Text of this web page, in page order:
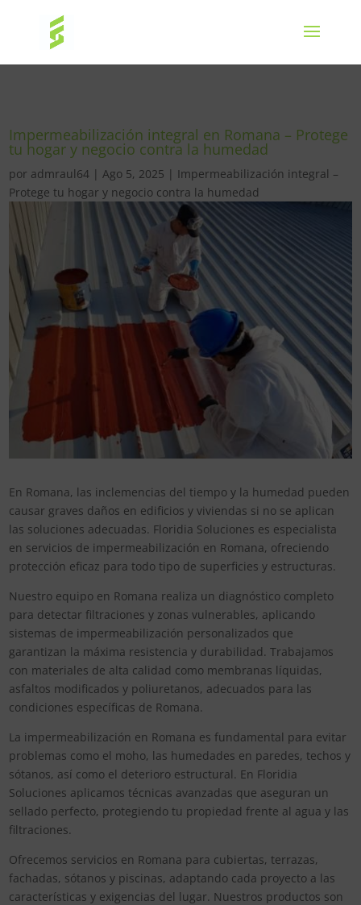
Impermeabilización integral en Romana – Protege
tu hogar y negocio contra la humedad
por admraul64 |Ago 5, 2025 | Impermeabilización integral –
Protege tu hogar y negocio contra la humedad
En Romana, las inclemencias del tiempo y la humedad pueden
causar graves daños en edificios y viviendas si no se aplican
las soluciones adecuadas. Floridia Soluciones es especialista
en servicios de impermeabilización en Romana, ofreciendo
protección eficaz para todo tipo de superficies y estructuras.
Nuestro equipo en Romana realiza un diagnóstico completo
para detectar filtraciones y zonas vulnerables, aplicando
sistemas de impermeabilización personalizados que
garantizan la máxima resistencia y durabilidad. Trabajamos
con materiales de alta calidad como membranas líquidas,
asfaltos modificados y poliuretanos, adecuados para las
condiciones específicas de Romana.
La impermeabilización en Romana es fundamental para evitar
problemas como el moho, las humedades en paredes, techos y
sótanos, así como el deterioro estructural. En Floridia
Soluciones aplicamos técnicas avanzadas que aseguran un
sellado perfecto, protegiendo tu propiedad frente al agua y las
filtraciones.
Ofrecemos servicios en Romana para cubiertas, terrazas,
fachadas, sótanos y piscinas, adaptando cada proyecto a las
características y exigencias del lugar. Nuestros productos son